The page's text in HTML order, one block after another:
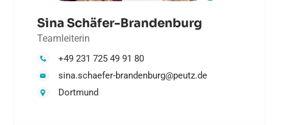
Sina Schäfer-Brandenburg
Teamleiterin
+49 231 725 49 91 80
sina.schaefer-brandenburg@peutz.de
Dortmund